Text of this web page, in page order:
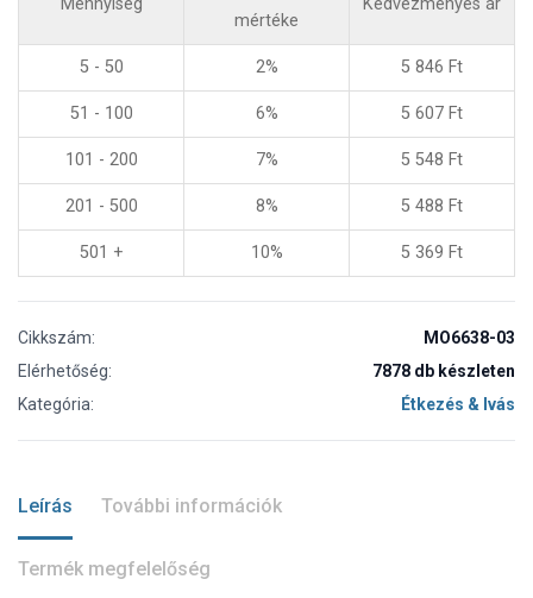
mértéke
5 - 50 2% 5 846 Ft
51 - 100 6% 5 607 Ft
101 - 200 7% 5 548 Ft
201 - 500 8% 5 488 Ft
501 + 10% 5 369 Ft
Cikkszám:
MO6638-03
Elérhetőség:
7878 db készleten
Kategória:
Étkezés & Ivás
Leírás További információk
Termék megfelelőség